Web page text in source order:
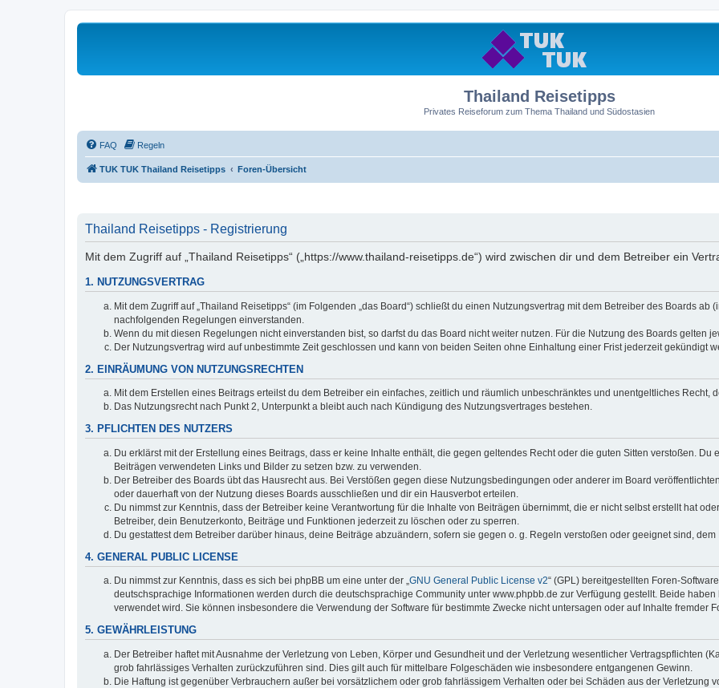
Thailand Reisetipps
Privates Reiseforum zum Thema Thailand und Südostasien
FAQ Regeln
TUK TUK Thailand Reisetipps Foren-Übersicht
Thailand Reisetipps - Registrierung
Mit dem Zugriff auf „Thailand Reisetipps“ („https://www.thailand-reisetipps.de“) wird zwischen dir und dem Betreiber ein
1. NUTZUNGSVERTRAG
Mit dem Zugriff auf „Thailand Reisetipps“ (im Folgenden „das Board“) schließt du einen Nutzungsvertrag mit dem Betreiber des Boards ab
nachfolgenden Regelungen einverstanden.
Wenn du mit diesen Regelungen nicht einverstanden bist, so darfst du das Board nicht weiter nutzen. Für die Nutzung des Boards gelten
Der Nutzungsvertrag wird auf unbestimmte Zeit geschlossen und kann von beiden Seiten ohne Einhaltung einer Frist jederzeit gekündigt
2. EINRÄUMUNG VON NUTZUNGSRECHTEN
Mit dem Erstellen eines Beitrags erteilst du dem Betreiber ein einfaches, zeitlich und räumlich unbeschränktes und unentgeltliches Recht,
Das Nutzungsrecht nach Punkt 2, Unterpunkt a bleibt auch nach Kündigung des Nutzungsvertrages bestehen.
3. PFLICHTEN DES NUTZERS
Du erklärst mit der Erstellung eines Beitrags, dass er keine Inhalte enthält, die gegen geltendes Recht oder die guten Sitten verstoßen.
Beiträgen verwendeten Links und Bilder zu setzen bzw. zu verwenden.
Der Betreiber des Boards übt das Hausrecht aus. Bei Verstößen gegen diese Nutzungsbedingungen oder anderer im Board
oder dauerhaft von der Nutzung dieses Boards ausschließen und dir ein Hausverbot erteilen.
Du nimmst zur Kenntnis, dass der Betreiber keine Verantwortung für die Inhalte von Beiträgen übernimmt, die er nicht selbst erstellt hat
Betreiber, dein Benutzerkonto, Beiträge und Funktionen jederzeit zu löschen oder zu sperren.
Du gestattest dem Betreiber darüber hinaus, deine Beiträge abzuändern, sofern sie gegen o. g. Regeln verstoßen oder geeignet sind,
4. GENERAL PUBLIC LICENSE
Du nimmst zur Kenntnis, dass es sich bei phpBB um eine unter der „GNU General Public License v2“ (GPL) bereitgestellten Foren-
deutschsprachige Informationen werden durch die deutschsprachige Community unter www.phpbb.de zur Verfügung gestellt. Beide
verwendet wird. Sie können insbesondere die Verwendung der Software für bestimmte Zwecke nicht untersagen oder auf Inhalte fremder
5. GEWÄHRLEISTUNG
Der Betreiber haftet mit Ausnahme der Verletzung von Leben, Körper und Gesundheit und der Verletzung wesentlicher Vertragspflichten
grob fahrlässiges Verhalten zurückzuführen sind. Dies gilt auch für mittelbare Folgeschäden wie insbesondere entgangenen Gewinn.
Die Haftung ist gegenüber Verbrauchern außer bei vorsätzlichem oder grob fahrlässigem Verhalten oder bei Schäden aus der Verletzung